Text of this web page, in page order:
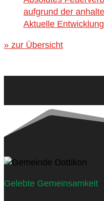
aufgrund der
Aktuelle
» zur Übersicht
Gelebte Gemeinsamkeit